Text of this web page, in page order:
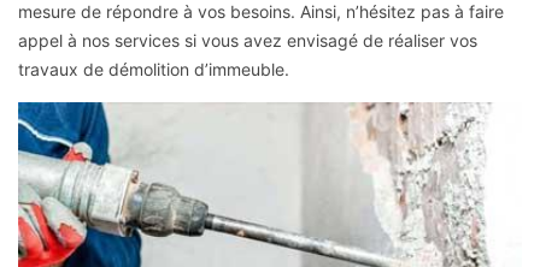
mesure de répondre à vos besoins. Ainsi, n’hésitez pas à faire
appel à nos services si vous avez envisagé de réaliser vos
travaux de démolition d’immeuble.